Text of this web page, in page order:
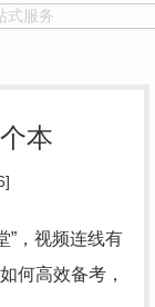
式服务
本
”，视频连线有
何高效备考，